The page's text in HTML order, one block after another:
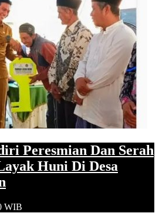
Peresmian Dan Serah
Huni Di Desa
WIB